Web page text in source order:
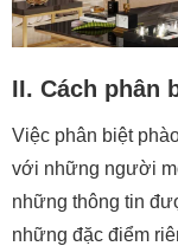
II. Cách phân
Việc phân biệt
với những người
những thông tin
những đặc điểm